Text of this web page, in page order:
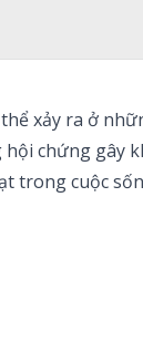
xảy ra ở
chứng gây
trong cuộc